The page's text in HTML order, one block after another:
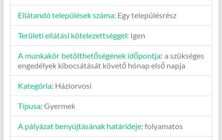
Ellátandó települések száma: Egy településrész
Területi ellátási kötelezettséggel: Igen
A munkakör betölthetőségének időpontja: a szükséges
engedélyek kibocsátását követő hónap első napja
Kategória: Háziorvosi
Típusa: Gyermek
A pályázat benyújtásának határideje: folyamatos